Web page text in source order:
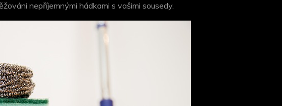
nepříjemnými hádkami s vašimi sousedy.